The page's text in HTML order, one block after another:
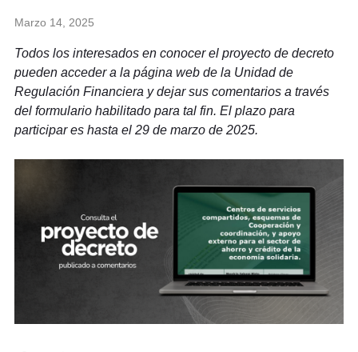
Marzo 14, 2025
Todos los interesados en conocer el proyecto de decreto
pueden acceder a la página web de la Unidad de
Regulación Financiera y dejar sus comentarios a través
del formulario habilitado para tal fin. El plazo para
participar es hasta el 29 de marzo de 2025.